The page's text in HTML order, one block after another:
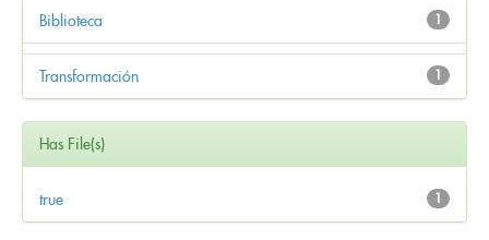
1
Biblioteca
1
Transformación
Has File(s)
1
true